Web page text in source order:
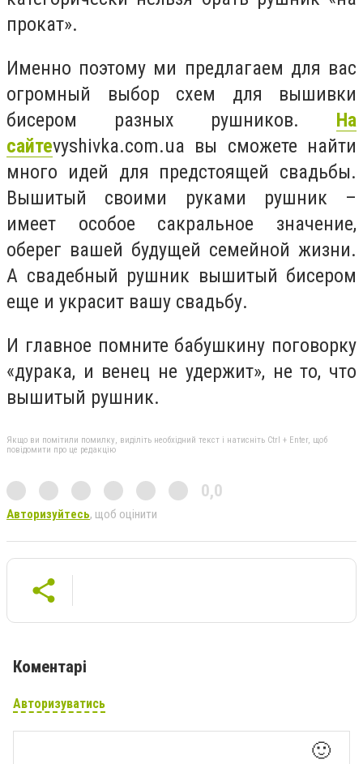
прокат».
Именно поэтому ми предлагаем для вас
огромный выбор схем для вышивки
бисером разных рушников. На
сайтеvyshivka.com.ua вы сможете найти
много идей для предстоящей свадьбы.
Вышитый своими руками рушник –
имеет особое сакральное значение,
оберег вашей будущей семейной жизни.
А свадебный рушник вышитый бисером
еще и украсит вашу свадьбу.
И главное помните бабушкину поговорку
«дурака, и венец не удержит», не то, что
вышитый рушник.
Якщо ви помітили помилку, виділіть необхідний текст і натисніть Ctrl + Enter, щоб
повідомити про це редакцію
0,0
Авторизуйтесь, щоб оцінити
Коментарі
Авторизуватись
🙂